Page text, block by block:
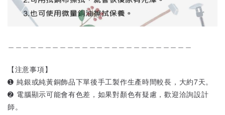
【注意事項】
➊ 純銀或純黃銅飾品下單後手工製作生產時間較長，大約7天。
➋ 電腦顯示可能會有色差，如果對顏色有疑慮，歡迎洽詢設計
師。